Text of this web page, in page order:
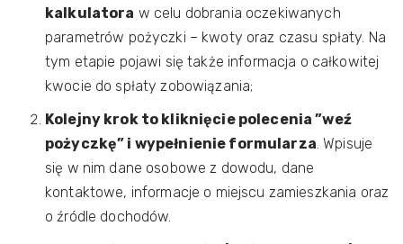
kalkulatora w celu dobrania oczekiwanych
parametrów pożyczki – kwoty oraz czasu spłaty. Na
tym etapie pojawi się także informacja o całkowitej
kwocie do spłaty zobowiązania;
Kolejny krok to kliknięcie polecenia ”weź
pożyczkę” i wypełnienie formularza. Wpisuje
się w nim dane osobowe z dowodu, dane
kontaktowe, informacje o miejscu zamieszkania oraz
o źródle dochodów.